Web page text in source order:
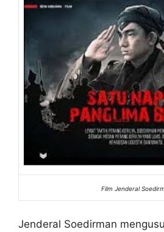
Film Jenderal
Jenderal Soedirman